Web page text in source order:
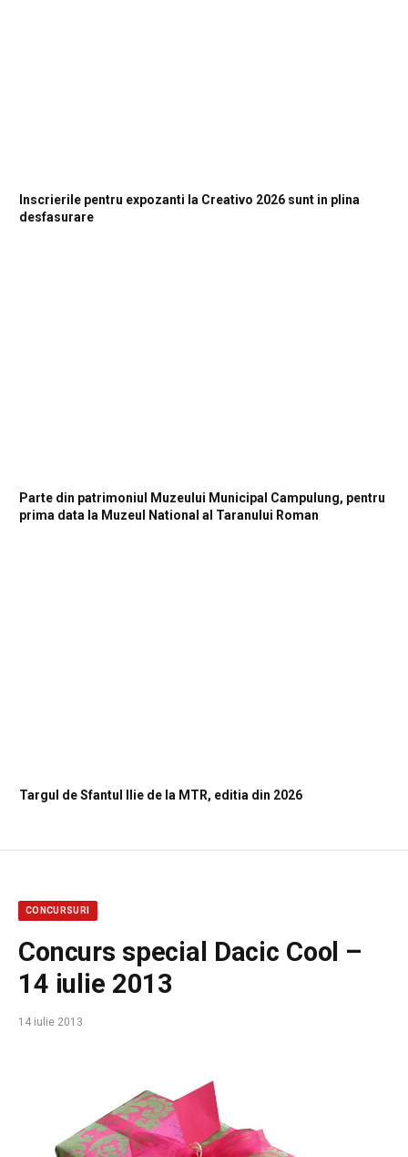
Inscrierile pentru expozanti la Creativo 2026 sunt in plina
desfasurare
Parte din patrimoniul Muzeului Municipal Campulung, pentru
prima data la Muzeul National al Taranului Roman
Targul de Sfantul Ilie de la MTR, editia din 2026
CONCURSURI
Concurs special Dacic Cool –
14 iulie 2013
14 iulie 2013